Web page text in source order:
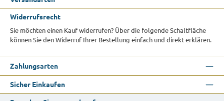
Widerrufsrecht
Sie möchten einen Kauf widerrufen? Über die folgende Schaltfläche
können Sie den Widerruf Ihrer Bestellung einfach und direkt erklären.
Zahlungsarten
Sicher Einkaufen